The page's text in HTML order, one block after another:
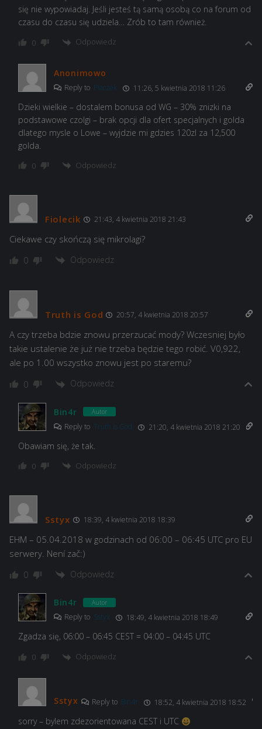
się nie wypowiadaj. Jeśli jesteś tą samą osobą co na forum od
czasu do czasu się udziela… Zrób to tam również.
0 Odpowiedz
Anonimowo
Reply to Płaczek 11:26, 5 kwietnia 2018 11:26
Dzieki wielkie – dostalem bonusa od WG – 30% znizki na
podstawowe czolgi – brak opcji dla ofert specjalnych i golda
dlatego mysle o Lowe – wyjdzie mi gdzies 120zl za 12,500
golda.
0 Odpowiedz
Fiolecik 21:43, 4 kwietnia 2018 21:43
Ciekawe czy skończą się mikrolagi?
0 Odpowiedz
Truth is God 20:57, 4 kwietnia 2018 20:57
A czy trzeba bdzie znowu przerzucać mody? Wczesniej było
takie ustalenie że już nie trzeba będzie tego robić. V0,922,
ale po 1.00 wszystko znowu jest po staremu?
0 Odpowiedz
Bin4r Autor
Reply to Truth is God 21:20, 4 kwietnia 2018 21:20
Obawiam się, że tak.
0 Odpowiedz
Sstyx 18:39, 4 kwietnia 2018 18:39
EHM – 05.04.2018 w godzinach od 06:00 – 06:45 UTC pro EU
serwery. Není zač:)
0 Odpowiedz
Bin4r Autor
Reply to Sstyx 18:49, 4 kwietnia 2018 18:49
Zgadza się, 06:00 – 06:45 CEST = 04:00 – 04:45 UTC
0 Odpowiedz
Sstyx Reply to Bin4r 18:52, 4 kwietnia 2018 18:52
sorry – bylem zdezorientowana CEST i UTC